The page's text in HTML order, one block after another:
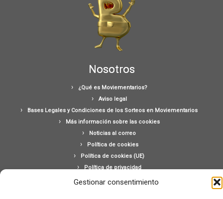
Gestionar consentimiento
Nosotros
¿Qué es Moviementarios?
Aviso legal
Bases Legales y Condiciones de los Sorteos en Moviementarios
Más información sobre las cookies
Noticias al correo
Política de cookies
Política de cookies (UE)
Política de privacidad
Ponte en contacto con nosotros